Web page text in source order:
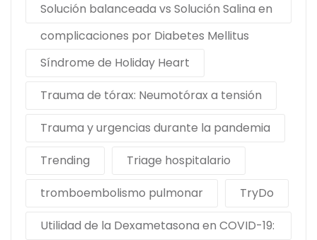
Solución balanceada vs Solución Salina en
complicaciones por Diabetes Mellitus
Síndrome de Holiday Heart
Trauma de tórax: Neumotórax a tensión
Trauma y urgencias durante la pandemia
Trending
Triage hospitalario
tromboembolismo pulmonar
TryDo
Utilidad de la Dexametasona en COVID-19: